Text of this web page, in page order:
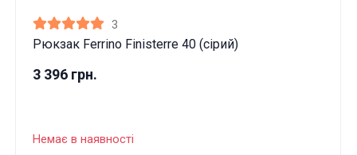
3
Рюкзак Ferrino Finisterre 40 (сірий)
3 396 грн.
Немає в наявності